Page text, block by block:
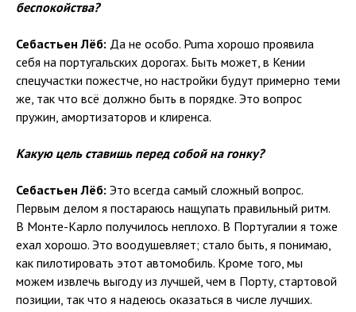
беспокойства?
Себастьен Лёб: Да не особо. Puma хорошо проявила
себя на португальских дорогах. Быть может, в Кении
спецучастки пожестче, но настройки будут примерно теми
же, так что всё должно быть в порядке. Это вопрос
пружин, амортизаторов и клиренса.
Какую цель ставишь перед собой на гонку?
Себастьен Лёб: Это всегда самый сложный вопрос.
Первым делом я постараюсь нащупать правильный ритм.
В Монте-Карло получилось неплохо. В Португалии я тоже
ехал хорошо. Это воодушевляет; стало быть, я понимаю,
как пилотировать этот автомобиль. Кроме того, мы
можем извлечь выгоду из лучшей, чем в Порту, стартовой
позиции, так что я надеюсь оказаться в числе лучших.